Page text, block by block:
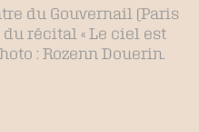
du Gouvernail (Paris
du récital « Le ciel est
: Rozenn Douerin.